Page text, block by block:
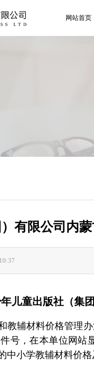
网站首页
有限公司内
儿童出版社（集
教辅材料价格管理
号，在本单位网
小学教辅材料价格